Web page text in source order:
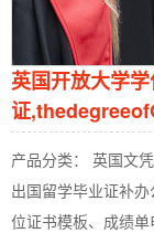
英国开放大学
证
产品分类： 英国文凭
出国留学毕业证补
位证书模板、成绩单